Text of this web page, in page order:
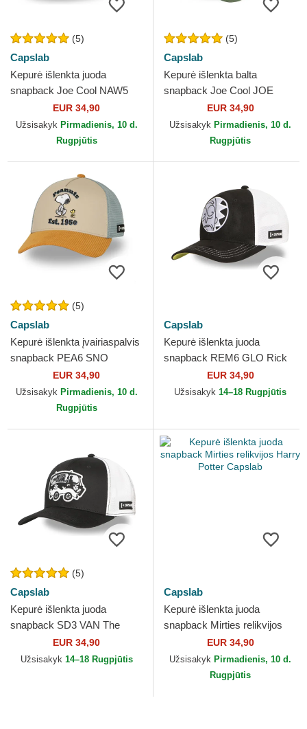
(5)
Capslab
Kepurė išlenkta juoda
snapback Joe Cool NAW5
Snoopy Žemės riešutai
Capslab
EUR 34,90
Užsisakyk Pirmadienis, 10 d.
Rugpjūtis
(5)
Capslab
Kepurė išlenkta balta
snapback Joe Cool JOE
Snoopy Žemės riešutai
Capslab
EUR 34,90
Užsisakyk Pirmadienis, 10 d.
Rugpjūtis
(5)
Capslab
Kepurė išlenkta įvairiaspalvis
snapback PEA6 SNO
Snoopy ir Čarlis Braunas
Žemės riešutai Capslab
EUR 34,90
Užsisakyk Pirmadienis, 10 d.
Rugpjūtis
Capslab
Kepurė išlenkta juoda
snapback REM6 GLO Rick
Sanchez Rikas ir Mortis
Capslab
EUR 34,90
Užsisakyk 14–18 Rugpjūtis
(5)
Capslab
Kepurė išlenkta juoda
snapback SD3 VAN The
Mystery Machine Scooby-
Doo Capslab
EUR 34,90
Užsisakyk 14–18 Rugpjūtis
Capslab
Kepurė išlenkta juoda
snapback Mirties relikvijos
Harry Potter Capslab
EUR 34,90
Užsisakyk Pirmadienis, 10 d.
Rugpjūtis